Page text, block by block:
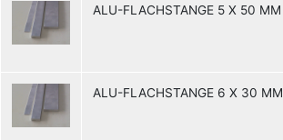
ALU-FLACHSTANGE 5 X 50 MM
ALU-FLACHSTANGE 6 X 30 MM